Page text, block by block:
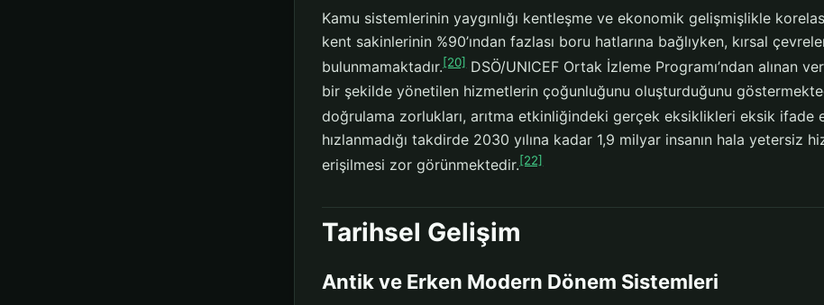
Kamu sistemlerinin yaygınlığı kentleşme ve ekonomik gelişmişlikle
kent sakinlerinin %90’ından fazlası boru hatlarına bağlıyken, kırsal
bulunmamaktadır.[20] DSÖ/UNICEF Ortak İzleme Programı’ndan alınan
bir şekilde yönetilen hizmetlerin çoğunluğunu oluşturduğunu
doğrulama zorlukları, arıtma etkinliğindeki gerçek eksiklikleri eksik ifade
hızlanmadığı takdirde 2030 yılına kadar 1,9 milyar insanın hala yetersiz
erişilmesi zor görünmektedir.[22]
Tarihsel Gelişim
Antik ve Erken Modern Dönem Sistemleri